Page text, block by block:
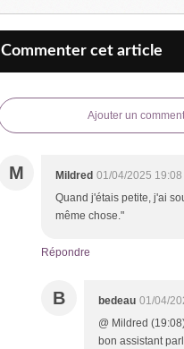
Commenter cet article
Ajouter un
M Mildred 01/04/2025 19:08
Quand j'étais petite, j'ai
même chose."
Répondre
B bedeau 01/04/
@ Mildred
bon assistant